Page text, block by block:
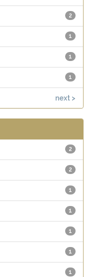
2
1
1
1
next >
2
2
1
1
1
1
1